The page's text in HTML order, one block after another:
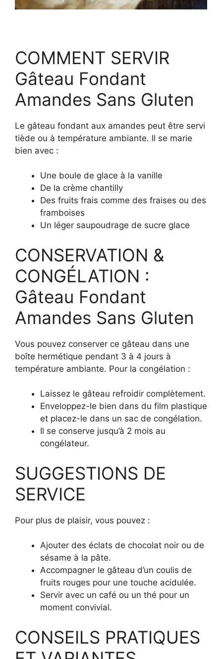
COMMENT SERVIR
Gâteau Fondant
Amandes Sans Gluten
Le gâteau fondant aux amandes peut être servi
tiède ou à température ambiante. Il se marie
bien avec :
Une boule de glace à la vanille
De la crème chantilly
Des fruits frais comme des fraises ou des
framboises
Un léger saupoudrage de sucre glace
CONSERVATION &
CONGÉLATION :
Gâteau Fondant
Amandes Sans Gluten
Vous pouvez conserver ce gâteau dans une
boîte hermétique pendant 3 à 4 jours à
température ambiante. Pour la congélation :
Laissez le gâteau refroidir complètement.
Enveloppez-le bien dans du film plastique
et placez-le dans un sac de congélation.
Il se conserve jusqu’à 2 mois au
congélateur.
SUGGESTIONS DE
SERVICE
Pour plus de plaisir, vous pouvez :
Ajouter des éclats de chocolat noir ou de
sésame à la pâte.
Accompagner le gâteau d’un coulis de
fruits rouges pour une touche acidulée.
Servir avec un café ou un thé pour un
moment convivial.
CONSEILS PRATIQUES